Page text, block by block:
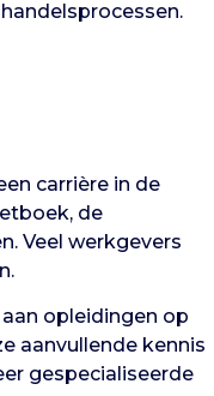
carrière in de
de
Veel werkgevers
opleidingen op
aanvullende kennis
gespecialiseerde